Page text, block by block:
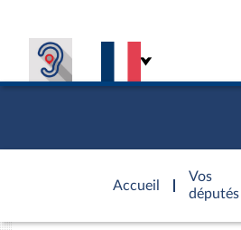
Accueil
d'accueil
Vos
députés